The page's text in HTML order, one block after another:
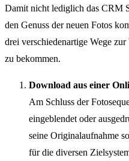
Damit nicht lediglich das CRM
den Genuss der neuen Fotos
drei verschiedenartige Wege
zu bekommen.
Download aus einer
Am Schluss der
eingeblendet oder
seine Originalaufnahme
für die diversen